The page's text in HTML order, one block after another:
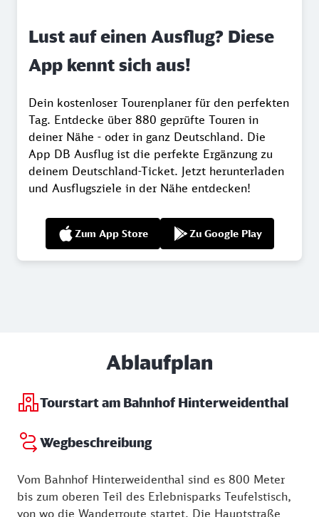
Lust auf einen Ausflug? Diese
App kennt sich aus!
Dein kostenloser Tourenplaner für den perfekten
Tag. Entdecke über 880 geprüfte Touren in
deiner Nähe - oder in ganz Deutschland. Die
App DB Ausflug ist die perfekte Ergänzung zu
deinem Deutschland-Ticket. Jetzt herunterladen
und Ausflugsziele in der Nähe entdecken!
Zum App Store Zu Google Play
Ablaufplan
Tourstart am Bahnhof Hinterweidenthal
Wegbeschreibung
Vom Bahnhof Hinterweidenthal sind es 800 Meter
bis zum oberen Teil des Erlebnisparks Teufelstisch,
von wo die Wanderroute startet. Die Hauptstraße